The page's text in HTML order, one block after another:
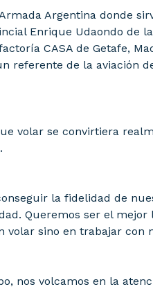
Argentina donde
Enrique Udaondo de
CASA de Getafe,
referente de la aviación
volar se convirtiera
la fidelidad de
Queremos ser el
volar sino en trabajar
nos volcamos en la